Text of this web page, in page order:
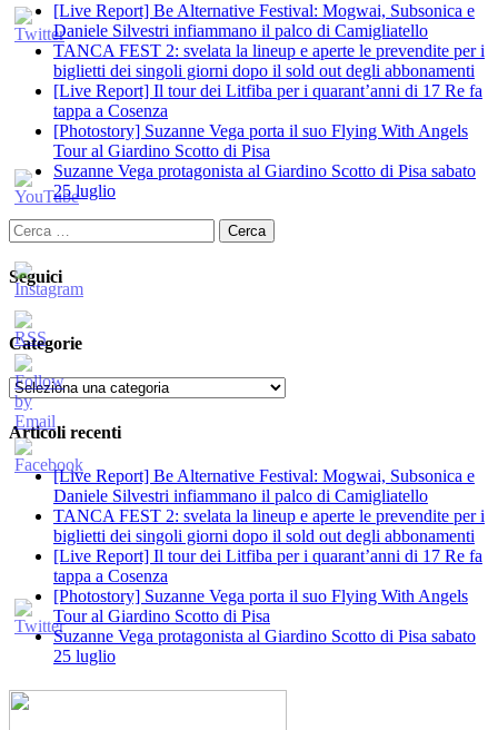
[Live Report] Be Alternative Festival: Mogwai, Subsonica e
Daniele Silvestri infiammano il palco di Camigliatello
TANCA FEST 2: svelata la lineup e aperte le prevendite per i
biglietti dei singoli giorni dopo il sold out degli abbonamenti
[Live Report] Il tour dei Litfiba per i quarant’anni di 17 Re fa
tappa a Cosenza
[Photostory] Suzanne Vega porta il suo Flying With Angels
Tour al Giardino Scotto di Pisa
Suzanne Vega protagonista al Giardino Scotto di Pisa sabato
25 luglio
Ricerca
per:
Seguici
Categorie
Categorie
Articoli recenti
[Live Report] Be Alternative Festival: Mogwai, Subsonica e
Daniele Silvestri infiammano il palco di Camigliatello
TANCA FEST 2: svelata la lineup e aperte le prevendite per i
biglietti dei singoli giorni dopo il sold out degli abbonamenti
[Live Report] Il tour dei Litfiba per i quarant’anni di 17 Re fa
tappa a Cosenza
[Photostory] Suzanne Vega porta il suo Flying With Angels
Tour al Giardino Scotto di Pisa
Suzanne Vega protagonista al Giardino Scotto di Pisa sabato
25 luglio